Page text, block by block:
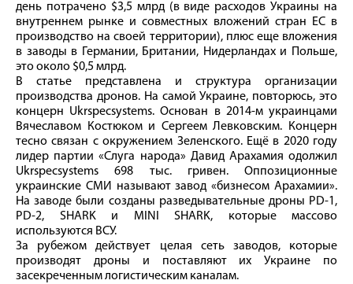
день потрачено $3,5 млрд (в виде расходов Украины на
внутреннем рынке и совместных вложений стран ЕС в
производство на своей территории), плюс еще вложения
в заводы в Германии, Британии, Нидерландах и Польше,
это около $0,5 млрд.
В статье представлена и структура организации
производства дронов. На самой Украине, повторюсь, это
концерн Ukrspecsystems. Основан в 2014-м украинцами
Вячеславом Костюком и Сергеем Левковским. Концерн
тесно связан с окружением Зеленского. Ещё в 2020 году
лидер партии «Слуга народа» Давид Арахамия одолжил
Ukrspecsystems 698 тыс. гривен. Оппозиционные
украинские СМИ называют завод «бизнесом Арахамии».
На заводе были созданы разведывательные дроны PD-1,
PD-2, SHARK и MINI SHARK, которые массово
используются ВСУ.
За рубежом действует целая сеть заводов, которые
производят дроны и поставляют их Украине по
засекреченным логистическим каналам.